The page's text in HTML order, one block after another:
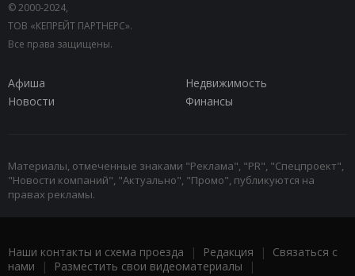
© 2000-2024,
ТОВ «КЕПРЕЙТ ПАРТНЕРС».
Все права защищены.
Афиша
Недвижимость
Новости
Финансы
Материалы, отмеченные знаками "Реклама", "PR", "Спецпроект",
"Новости компаний", "Актуально", "Промо", публикуются на
правах рекламы.
Наши контакты и схема проезда | Редакция | Связаться с
нами | Разместить свои видеоматериалы |